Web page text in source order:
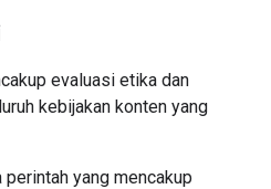
evaluasi etika dan
kebijakan konten yang
perintah yang mencakup